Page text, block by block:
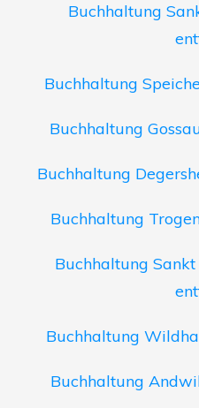
Buchhaltung
Buchhaltung
Buchhaltung
Buchhaltung
Buchhaltung
Buchhaltung
Buchhaltung
Buchhaltung